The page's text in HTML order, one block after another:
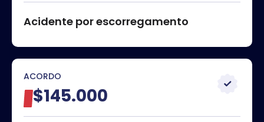
Acidente por escorregamento
ACORDO
$145.000